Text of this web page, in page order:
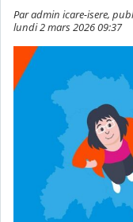
Par admin icare-isere,
lundi 2 mars 2026 09:37